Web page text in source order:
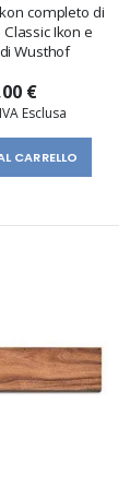
completo di
Ikon e
Wusthof
€
CARRELLO